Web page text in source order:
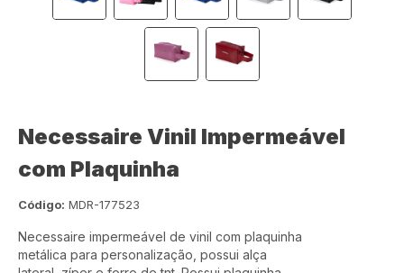
Necessaire Vinil Impermeável
com Plaquinha
Código: MDR-177523
Necessaire impermeável de vinil com plaquinha
metálica para personalização, possui alça